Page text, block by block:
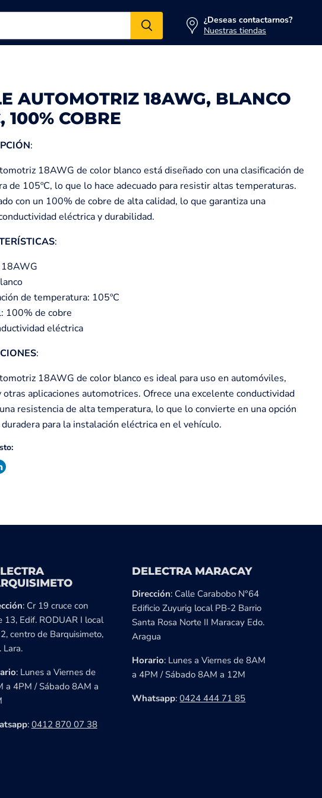
¿Deseas contactarnos?
Nuestras tiendas
AUTOMOTRIZ 18AWG, BLANCO
100% COBRE
:
18AWG de color blanco está diseñado con una clasificación de
de 105ºC, lo que lo hace adecuado para resistir altas temperaturas.
con un 100% de cobre de alta calidad, lo que garantiza una
eléctrica y durabilidad.
:
de temperatura: 105ºC
100% de cobre
eléctrica
:
18AWG de color blanco es ideal para uso en automóviles,
otras aplicaciones automotrices. Ofrece una excelente conductividad
resistencia de alta temperatura, lo que lo convierte en una opción
para la instalación eléctrica en el vehículo.
: Cr 19 cruce con
13, Edif. RODUAR I local
centro de Barquisimeto,
Lara.
: Lunes a Viernes de
a 4PM / Sábado 8AM a
: 0412 870 07 38
DELECTRA MARACAY
Dirección: Calle Carabobo N°64
Edificio Zuyurig local PB-2 Barrio
Santa Rosa Norte II Maracay Edo.
Aragua
Horario: Lunes a Viernes de 8AM
a 4PM / Sábado 8AM a 12M
Whatsapp:0424 444 71 85